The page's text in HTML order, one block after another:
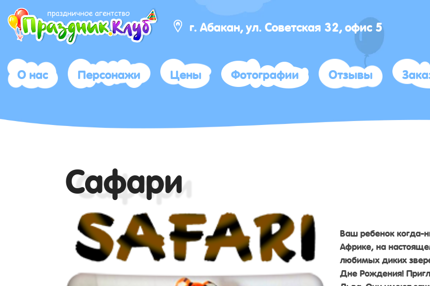
г. Абакан, ул. Советская 32, офис 5
О нас Персонажи Цены Фотографии Отзывы
Сафари
Ваш ребенок когда-
Африке, на
любимых диких
Дне Рождения!